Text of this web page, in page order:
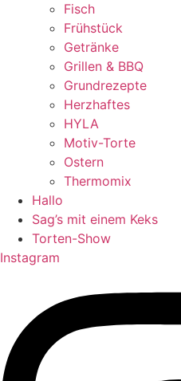
Fisch
Frühstück
Getränke
Grillen & BBQ
Grundrezepte
Herzhaftes
HYLA
Motiv-Torte
Ostern
Thermomix
Hallo
Sag’s mit einem Keks
Torten-Show
Instagram